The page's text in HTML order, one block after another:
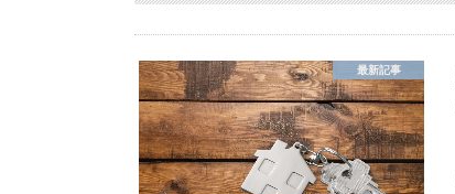
最新記事